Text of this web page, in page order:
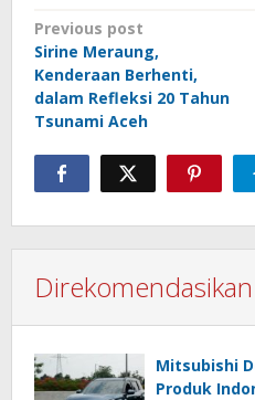
Post
navigation
Previous post
Sirine Meraung,
Kenderaan Berhenti,
dalam Refleksi 20 Tahun
Tsunami Aceh
Mitsubishi
Produk